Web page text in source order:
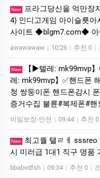
New
프라그당신을 억만장
4) 인디­고게­임 아이슬룟
사이트 ◆blgm7.com◆ 아
awawawaw | 10:26 | 추천 0 |
New
【▶텔레: mk99mvp
레: mk99mvp】✅핸드폰
청 쌍둥이폰 핸드폰감시
증거수집 불륜#복제폰#
비밀보장-안전 | 09:44 | 추천 0
New
최고퀄 탤ㄹㅔ sssreo
시 미러급 1대1 직구 명품
bbabvdfsh | 09:34 | 추천 0 |